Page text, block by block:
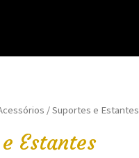
/ Suportes e Estantes
Estantes